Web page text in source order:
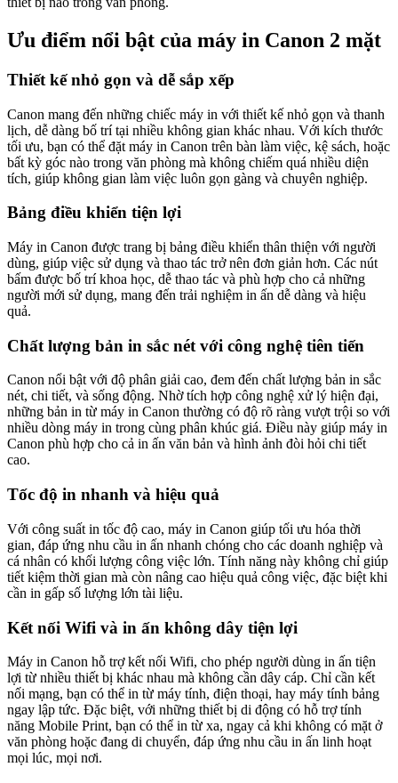
Ưu điểm nổi bật của máy in Canon 2 mặt
Thiết kế nhỏ gọn và dễ sắp xếp
Canon mang đến những chiếc máy in với thiết kế nhỏ gọn và thanh
lịch, dễ dàng bố trí tại nhiều không gian khác nhau. Với kích thước
tối ưu, bạn có thể đặt máy in Canon trên bàn làm việc, kệ sách, hoặc
bất kỳ góc nào trong văn phòng mà không chiếm quá nhiều diện
tích, giúp không gian làm việc luôn gọn gàng và chuyên nghiệp.
Bảng điều khiển tiện lợi
Máy in Canon được trang bị bảng điều khiển thân thiện với người
dùng, giúp việc sử dụng và thao tác trở nên đơn giản hơn. Các nút
bấm được bố trí khoa học, dễ thao tác và phù hợp cho cả những
người mới sử dụng, mang đến trải nghiệm in ấn dễ dàng và hiệu
quả.
Chất lượng bản in sắc nét với công nghệ tiên tiến
Canon nổi bật với độ phân giải cao, đem đến chất lượng bản in sắc
nét, chi tiết, và sống động. Nhờ tích hợp công nghệ xử lý hiện đại,
những bản in từ máy in Canon thường có độ rõ ràng vượt trội so với
nhiều dòng máy in trong cùng phân khúc giá. Điều này giúp máy in
Canon phù hợp cho cả in ấn văn bản và hình ảnh đòi hỏi chi tiết
cao.
Tốc độ in nhanh và hiệu quả
Với công suất in tốc độ cao, máy in Canon giúp tối ưu hóa thời
gian, đáp ứng nhu cầu in ấn nhanh chóng cho các doanh nghiệp và
cá nhân có khối lượng công việc lớn. Tính năng này không chỉ giúp
tiết kiệm thời gian mà còn nâng cao hiệu quả công việc, đặc biệt khi
cần in gấp số lượng lớn tài liệu.
Kết nối Wifi và in ấn không dây tiện lợi
Máy in Canon hỗ trợ kết nối Wifi, cho phép người dùng in ấn tiện
lợi từ nhiều thiết bị khác nhau mà không cần dây cáp. Chỉ cần kết
nối mạng, bạn có thể in từ máy tính, điện thoại, hay máy tính bảng
ngay lập tức. Đặc biệt, với những thiết bị di động có hỗ trợ tính
năng Mobile Print, bạn có thể in từ xa, ngay cả khi không có mặt ở
văn phòng hoặc đang di chuyển, đáp ứng nhu cầu in ấn linh hoạt
mọi lúc, mọi nơi.